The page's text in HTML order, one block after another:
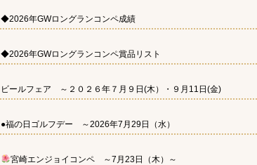
◆2026年GWロングランコンペ成績
◆2026年GWロングランコンペ賞品リスト
ビールフェア ～２０２６年７月９日(木）・９月11日(金)
●福の日ゴルフデー ～2026年7月29日（水）
宮崎エンジョイコンペ ～7月23日（木）～